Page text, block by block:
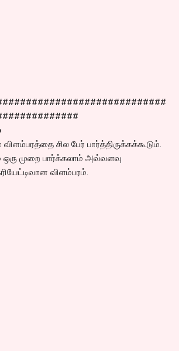
சில பேர் பார்த்திருக்கக்கூடும்.
ஒரு முறை பார்க்கலாம் அவ்வளவு
விளம்பரம்.